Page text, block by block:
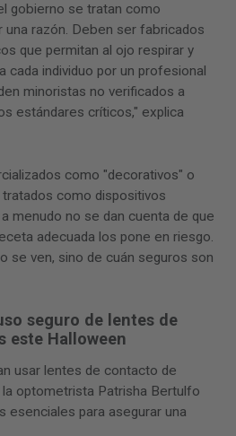
gobierno se tratan como
razón. Deben ser fabricados
que permitan al ojo respirar y
cada individuo por un profesional
minoristas no verificados a
estándares críticos," explica
como "decorativos" o
como dispositivos
menudo no se dan cuenta de que
adecuada los pone en riesgo.
se ven, sino de cuán seguros son
seguro de lentes de
este Halloween
usar lentes de contacto de
optometrista Patrisha Bertulfo
esenciales para asegurar una